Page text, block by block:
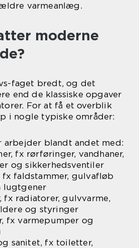
varmeanlæg.
moderne
faget bredt, og det
end de klassiske opgaver
For at få et overblik
i nogle typiske områder:
arbejder blandt andet med:
fx rørføringer, vandhaner,
og sikkerhedsventiler
faldstammer, gulvafløb
lugtgener
fx radiatorer, gulvvarme,
og styringer
fx varmepumper og
sanitet, fx toiletter,